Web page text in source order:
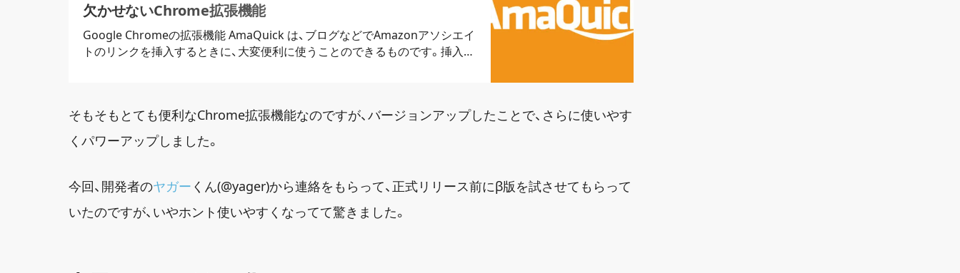
欠かせないChrome拡張機能
Google Chromeの拡張機能 AmaQuick は、ブログなどでAmazonアソシエイ
トのリンクを挿入するときに、大変便利に使うことのできるものです。挿入す
そもそもとても便利なChrome拡張機能なのですが、バージョンアップしたことで、さらに使いやす
くパワーアップしました。
今回、開発者のヤガー くん(@yager)から連絡をもらって、正式リリース前にβ版を試させてもらって
いたのですが、いやホント使いやすくなってて驚きました。